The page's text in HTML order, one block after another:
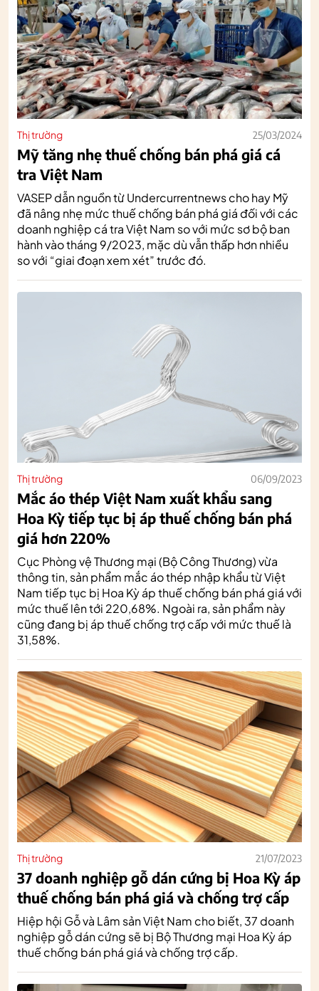
Thị trường 25/03/2024
Mỹ tăng nhẹ thuế chống bán phá giá cá
tra Việt Nam
VASEP dẫn nguồn từ Undercurrentnews cho hay Mỹ
đã nâng nhẹ mức thuế chống bán phá giá đối với các
doanh nghiệp cá tra Việt Nam so với mức sơ bộ ban
hành vào tháng 9/2023, mặc dù vẫn thấp hơn nhiều
so với “giai đoạn xem xét” trước đó.
Thị trường 06/09/2023
Mắc áo thép Việt Nam xuất khẩu sang
Hoa Kỳ tiếp tục bị áp thuế chống bán phá
giá hơn 220%
Cục Phòng vệ Thương mại (Bộ Công Thương) vừa
thông tin, sản phẩm mắc áo thép nhập khẩu từ Việt
Nam tiếp tục bị Hoa Kỳ áp thuế chống bán phá giá với
mức thuế lên tới 220,68%. Ngoài ra, sản phẩm này
cũng đang bị áp thuế chống trợ cấp với mức thuế là
31,58%.
Thị trường 21/07/2023
37 doanh nghiệp gỗ dán cứng bị Hoa Kỳ áp
thuế chống bán phá giá và chống trợ cấp
Hiệp hội Gỗ và Lâm sản Việt Nam cho biết, 37 doanh
nghiệp gỗ dán cứng sẽ bị Bộ Thương mại Hoa Kỳ áp
thuế chống bán phá giá và chống trợ cấp.